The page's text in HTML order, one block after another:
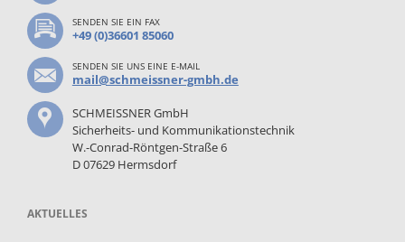
SENDEN SIE EIN FAX
+49 (0)36601 85060
SENDEN SIE UNS EINE E-MAIL
mail@schmeissner-gmbh.de
SCHMEISSNER GmbH
Sicherheits- und Kommunikationstechnik
W.-Conrad-Röntgen-Straße 6
D 07629 Hermsdorf
AKTUELLES